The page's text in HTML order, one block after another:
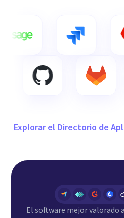
Explorar el Directorio de
El software mejor valorado